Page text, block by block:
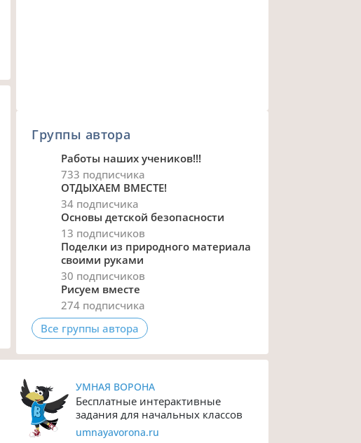
Группы автора
Работы наших учеников!!!
733 подписчика
ОТДЫХАЕМ ВМЕСТЕ!
34 подписчика
Основы детской безопасности
13 подписчиков
Поделки из природного материала
своими руками
30 подписчиков
Рисуем вместе
274 подписчика
Все группы автора
УМНАЯ ВОРОНА
Бесплатные интерактивные
задания для начальных классов
umnayavorona.ru